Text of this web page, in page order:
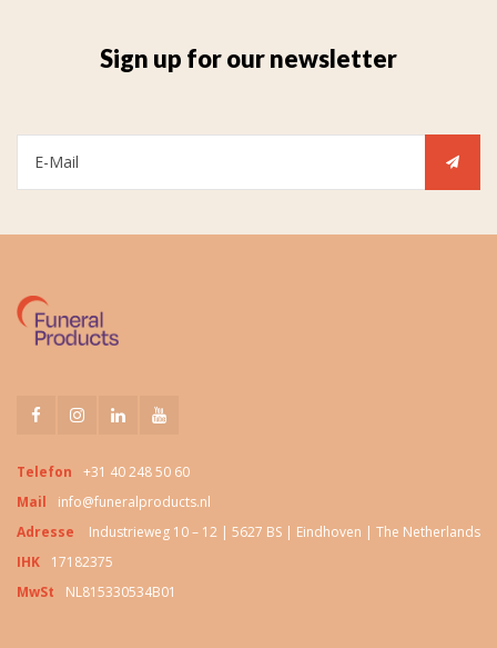
Sign up for our newsletter
Telefon
+31 40 248 50 60
Mail
info@funeralproducts.nl
Adresse
Industrieweg 10 – 12 | 5627 BS | Eindhoven | The Netherlands
IHK
17182375
MwSt
NL815330534B01